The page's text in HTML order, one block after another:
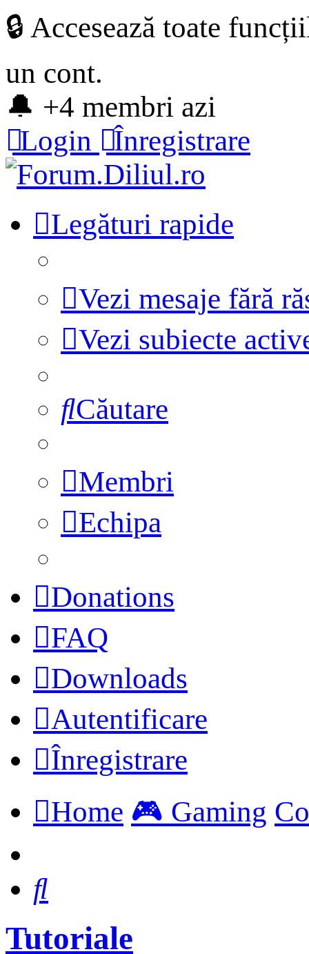
🔒 Accesează toate
un cont.
🔔 +4 membri azi
Login Înregistrare
Legături rapide
Vezi mesaje fără
Vezi subiecte
Căutare
Membri
Echipa
Donations
FAQ
Downloads
Autentificare
Înregistrare
Home 🎮 Gaming
Tutoriale